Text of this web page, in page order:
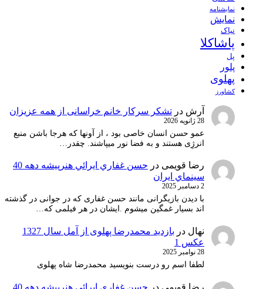
نمايشنامه
نمایش
نیاک
پاشاکلا
پل
پلور
پهلوی
کشاورز
آرش در تشکر سرکار خانم خراسانی از همه عزیزان
28 ژانویه 2026
عمو حسن انسان خاصی بود ، از آونها که هرجا باشن منبع
انرژِی هستند و به فضا نور میپاشند. چقدر…
رضا قویمی در
حسن غفاري ايرائي هنرپيشه دهه 40
سينماي ايران
2 دسامبر 2025
با دیدن بازیگرانی مانند حسن غفاری که در جوانی در گذشته
اند بسیار غمگین میشوم .ایشان در هر فیلمی که…
نهال در
بازدید محمدرضا پهلوی از آمل سال 1327
عکس 1
28 نوامبر 2025
لطفا اسم رو درست بنویسید محمدرضا شاه پهلوی
رضا قویمی در حسن غفاري ايرائي هنرپيشه دهه 40